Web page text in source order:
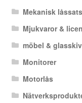
Mekanisk låssats
Mjukvaror &
möbel &
Monitorer
Motorlås